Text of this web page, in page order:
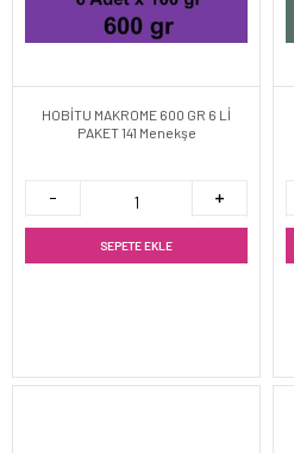
HOBİTU MAKROME 600 GR 6 Lİ
PAKET 141 Menekşe
SEPETE EKLE